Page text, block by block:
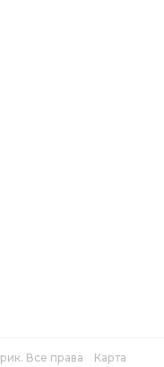
Все права Карта